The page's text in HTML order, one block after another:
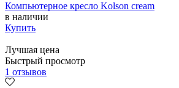
Компьютерное кресло Kolson сream
в наличии
Купить
Лучшая цена
Быстрый просмотр
1 отзывов